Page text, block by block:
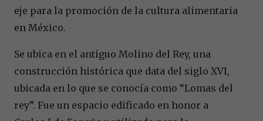
eje para la promoción de la cultura alimentaria
en México.
Se ubica en el antiguo Molino del Rey, una
construcción histórica que data del siglo XVI,
ubicada en lo que se conocía como “Lomas del
rey”. Fue un espacio edificado en honor a